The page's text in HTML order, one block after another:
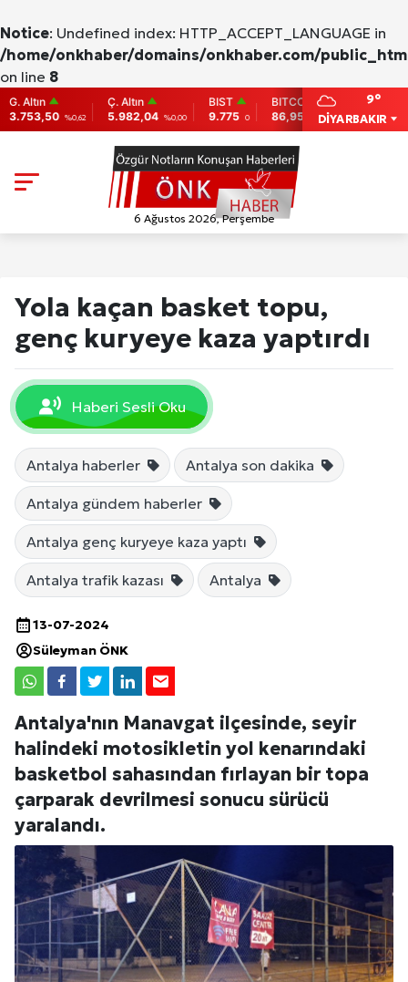
Notice: Undefined index: HTTP_ACCEPT_LANGUAGE in
/home/onkhaber/domains/onkhaber.com/
on line 8
%0,62
Ç. Altın
5.982,04 %0,00
BIST
9.775
0
BITCOIN
86,956.742
-0.31
ETHEREUM
2,007.26 -
DİYARBAKIR
9°
6 Ağustos 2026, Perşembe
Yola kaçan basket topu,
genç kuryeye kaza yaptırdı
Haberi Sesli Oku
Antalya haberler Antalya son dakika
Antalya gündem haberler
Antalya genç kuryeye kaza yaptı
Antalya trafik kazası Antalya
13-07-2024
Süleyman ÖNK
Antalya'nın Manavgat ilçesinde, seyir
halindeki motosikletin yol kenarındaki
basketbol sahasından fırlayan bir topa
çarparak devrilmesi sonucu sürücü
yaralandı.